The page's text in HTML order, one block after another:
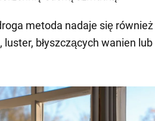
metoda nadaje się
błyszczących wanien lub